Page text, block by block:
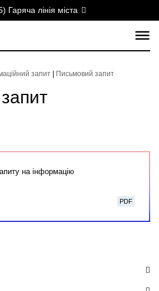
Гаряча лінія міста
запит Письмовий запит
на інформацію
PDF